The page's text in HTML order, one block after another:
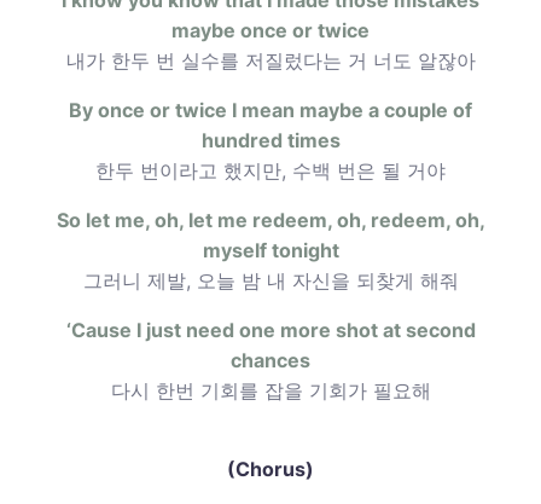
maybe once or twice
내가 한두 번 실수를 저질렀다는 거 너도 알잖아
By once or twice I mean maybe a couple of
hundred times
한두 번이라고 했지만, 수백 번은 될 거야
So let me, oh, let me redeem, oh, redeem, oh,
myself tonight
그러니 제발, 오늘 밤 내 자신을 되찾게 해줘
‘Cause I just need one more shot at second
chances
다시 한번 기회를 잡을 기회가 필요해
(Chorus)